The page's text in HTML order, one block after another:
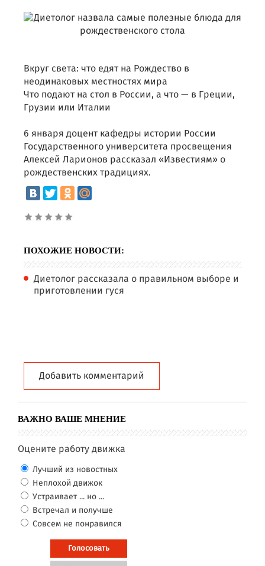
Вкруг света: что едят на Рождество в
неодинаковых местностях мира
Что подают на стол в России, а что — в Греции,
Грузии или Италии
6 января доцент кафедры истории России
Государственного университета просвещения
Алексей Ларионов рассказал «Известиям» о
рождественских традициях.
ПОХОЖИЕ НОВОСТИ:
Диетолог рассказала о правильном выборе и
приготовлении гуся
Добавить комментарий
ВАЖНО ВАШЕ МНЕНИЕ
Оцените работу движка
Лучший из новостных
Неплохой движок
Устраивает ... но ...
Встречал и получше
Совсем не понравился